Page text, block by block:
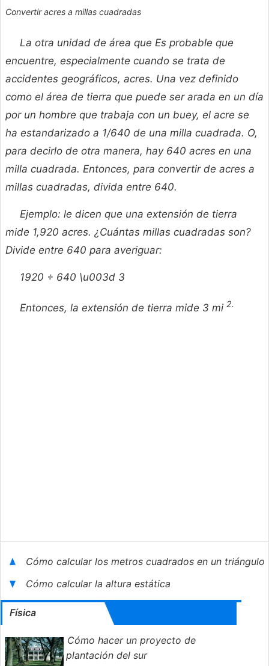
Convertir acres a millas cuadradas
La otra unidad de área que Es probable que
encuentre, especialmente cuando se trata de
accidentes geográficos, acres. Una vez definido
como el área de tierra que puede ser arada en un día
por un hombre que trabaja con un buey, el acre se
ha estandarizado a 1/640 de una milla cuadrada. O,
para decirlo de otra manera, hay 640 acres en una
milla cuadrada. Entonces, para convertir de acres a
millas cuadradas, divida entre 640.
Ejemplo: le dicen que una extensión de tierra
mide 1,920 acres. ¿Cuántas millas cuadradas son?
Divide entre 640 para averiguar:
1920 ÷ 640 \u003d 3
Entonces, la extensión de tierra mide 3 mi 2.
Cómo calcular los metros cuadrados en un triángulo
Cómo calcular la altura estática
Física
Cómo hacer un proyecto de
plantación del sur